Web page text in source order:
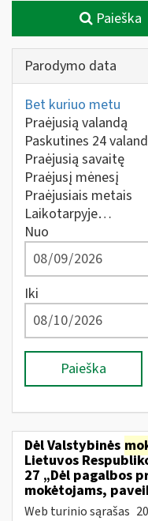
Paieška
Parodymo data
Bet kuriuo metu
Praėjusią valandą
Paskutines 24
Praėjusią savaitę
Praėjusį mėnesį
Praėjusiais metais
Laikotarpyje…
Nuo
Iki
Paieška
Dėl Valstybinės
Lietuvos
27 „Dėl pagalbos
mokėtojams,
Web turinio sąrašas